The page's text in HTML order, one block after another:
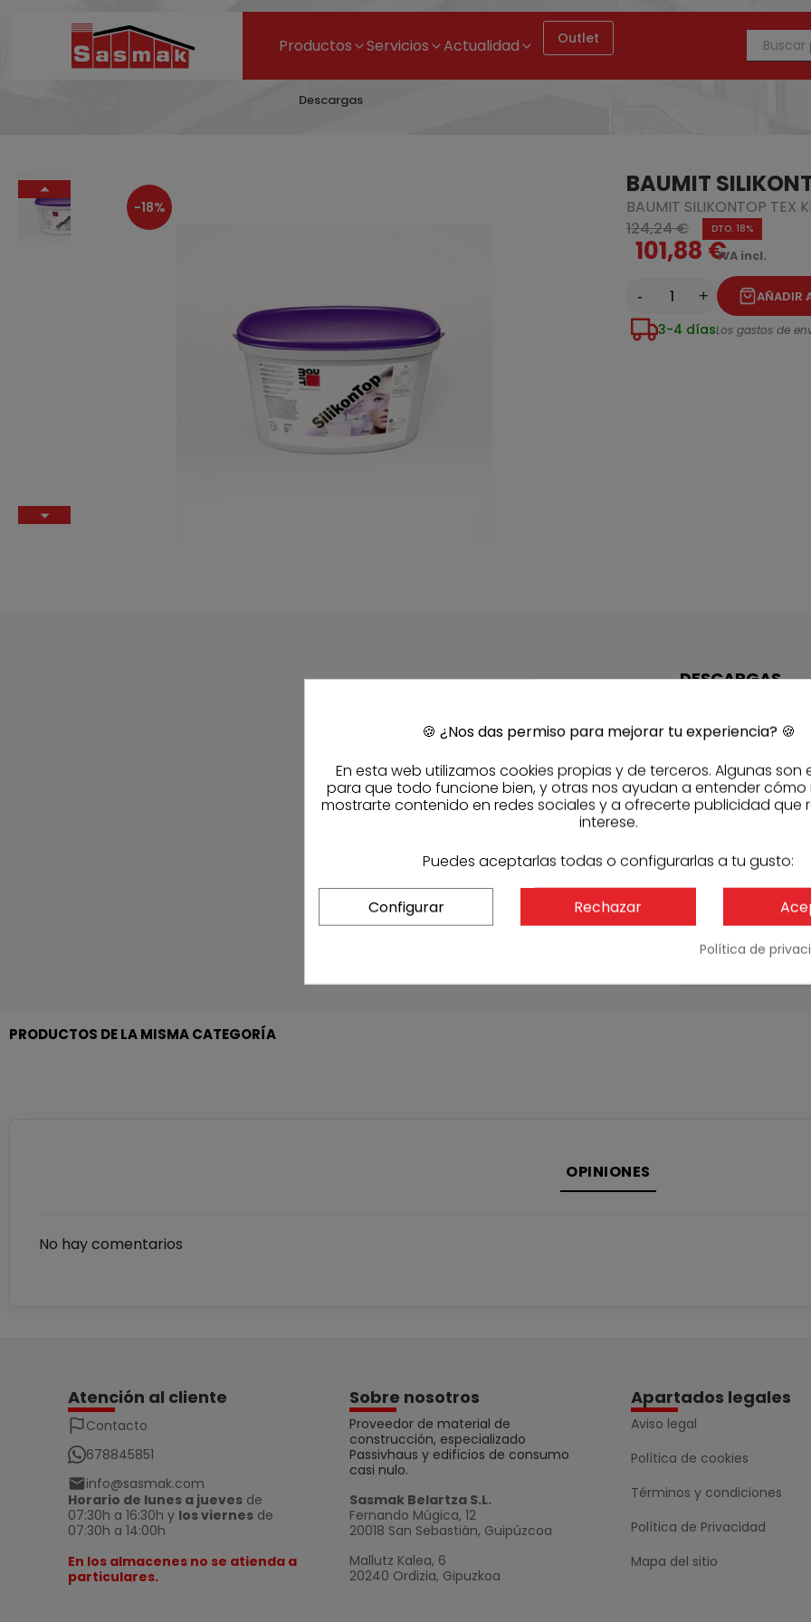
Productos Servicios Actualidad Outlet
Descargas
-18%
BAUMIT
BAUMIT SILIKONTOP TEX
124,24 €
DTO. 18%
101,88 €IVA incl.
- + AÑADIR
3-4 díasLos gastos de
DESCARGAS
final-draft-
dop-01-bab-
silikontop-
silikontop-
Ver
REFERENCIAS
PRODUCTOS DE LA MISMA CATEGORÍA
OPINIONES
No hay comentarios
Atención al cliente
Contacto
678845851
info@sasmak.com
Horario de lunes a jueves de
07:30h a 16:30h y los viernes de
07:30h a 14:00h
En los almacenes no se atienda a
particulares.
Sobre nosotros
Proveedor de material de
construcción, especializado
Passivhaus y edificios de consumo
casi nulo.
Sasmak Belartza S.L.
Fernando Múgica, 12
20018 San Sebastián, Guipúzcoa
Mallutz Kalea, 6
20240 Ordizia, Gipuzkoa
Apartados legales
Aviso legal
Política de cookies
Términos y condiciones
Política de Privacidad
Mapa del sitio
🍪 ¿Nos das permiso para mejorar tu experiencia? 🍪
En esta web utilizamos cookies propias y de terceros. Algunas son
para que todo funcione bien, y otras nos ayudan a entender cómo
mostrarte contenido en redes sociales y a ofrecerte publicidad que
interese.
Puedes aceptarlas todas o configurarlas a tu gusto:
Configurar Rechazar
Política de